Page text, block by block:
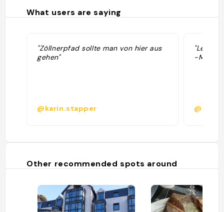
What users are saying
"Zöllnerpfad sollte man von hier aus
gehen"
@karin.stapper
"Les
-Mai)
Other recommended spots around